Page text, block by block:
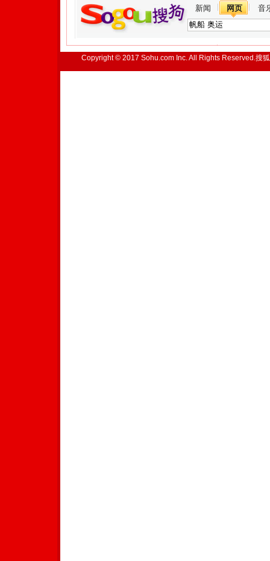
新闻 网页 音
Copyright © 2017 Sohu.com Inc. All Rights Reserved.搜